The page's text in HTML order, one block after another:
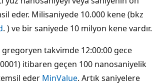
eder. Milisaniyede 10.000 kene (bkz
. ) ve bir saniyede 10 milyon kene vardır.
takvimde 12:00:00 gece
0001) itibaren geçen 100 nanosaniyelik
temsil eder MinValue. Artık saniyelere